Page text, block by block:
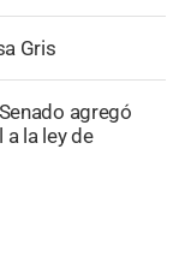
Gris
agregó
la ley de